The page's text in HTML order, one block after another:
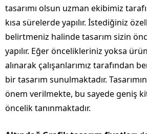
tasarımı olsun uzman ekibimiz
kısa sürelerde yapılır. İstediğiniz
belirtmeniz halinde tasarım sizin
yapılır. Eğer öncelikleriniz yoksa
alınarak çalışanlarımız tarafından
bir tasarım sunulmaktadır. Tasarımın
önem verilmekte, bu sayede geniş
öncelik tanınmaktadır.